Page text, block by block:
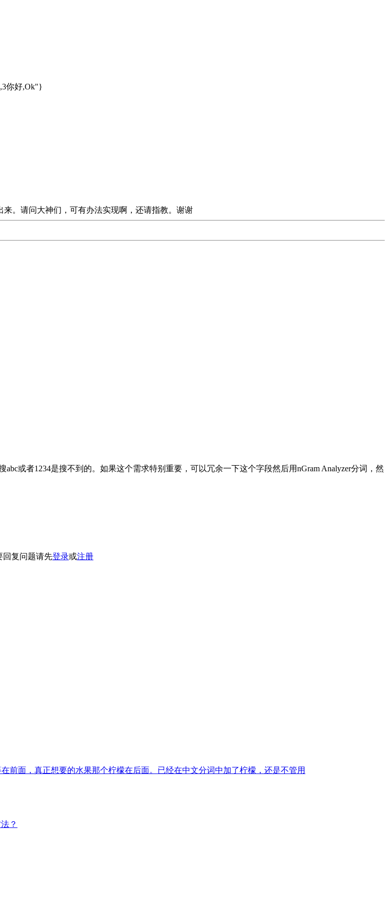
你好,Ok"}
来。请问大神们，可有办法实现啊，还请指教。谢谢
abc或者1234是搜不到的。如果这个需求特别重要，可以冗余一下这个字段然后用nGram Analyzer分词，然
回复问题请先登录或注册
前面，真正想要的水果那个柠檬在后面。已经在中文分词中加了柠檬，还是不管用
？